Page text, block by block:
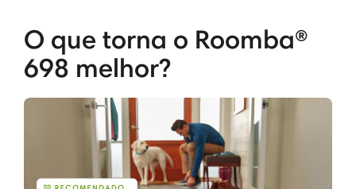
O que torna o Roomba®
698 melhor?